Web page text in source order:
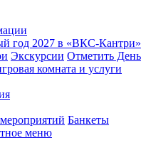
год 2027 в «ВКС-Кантри»
Экскурсии Отметить День
комната и услуги
Банкеты
меню